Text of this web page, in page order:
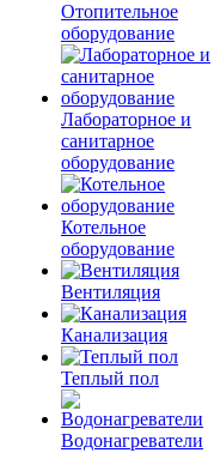
Отопительное
оборудование
Лабораторное и
санитарное
оборудование
Котельное
оборудование
Вентиляция
Канализация
Теплый пол
Водонагреватели